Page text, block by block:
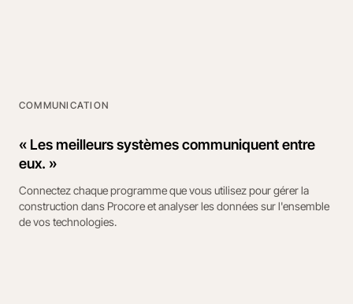
COMMUNICATION
« Les meilleurs systèmes communiquent entre
eux. »
Connectez chaque programme que vous utilisez pour gérer la
construction dans Procore et analyser les données sur l'ensemble
de vos technologies.